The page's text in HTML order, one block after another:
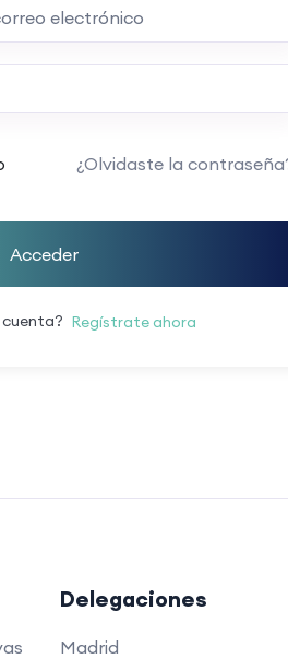
¿Olvidaste la
Acceder
cuenta? Regístrate ahora
Delegaciones
Madrid